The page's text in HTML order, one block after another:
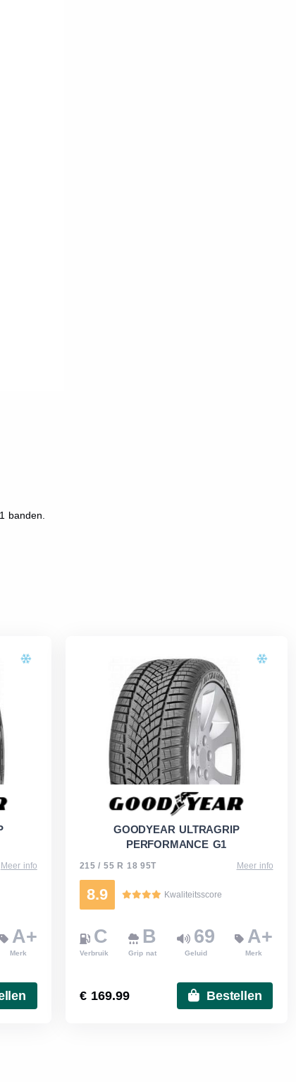
banden.
Meer info
A+
Merk
GOODYEAR ULTRAGRIP
PERFORMANCE G1
215 / 55 R 18 95T Meer info
8.9 Kwaliteitsscore
C
Verbruik
B
Grip nat
69
Geluid
A+
Merk
€ 169.99 Bestellen